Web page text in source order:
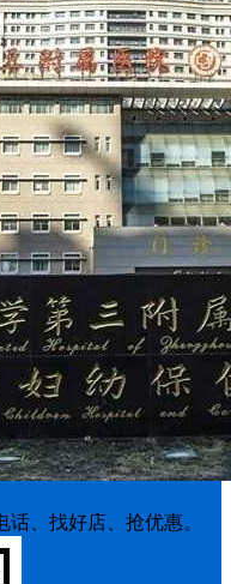
、找好店、抢优惠。